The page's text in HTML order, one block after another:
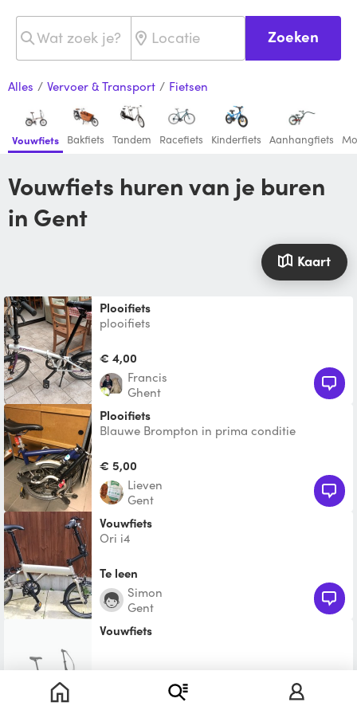
Zoeken
Alles / Vervoer & Transport / Fietsen
Vouwfiets Bakfiets Tandem Racefiets Kinderfiets Aanhangfiets
Vouwfiets huren van je buren
in Gent
Kaart
plooifiets
plooifiets
€ 4,00
Francis
Ghent
Plooifiets
Blauwe Brompton in prima conditie
€ 5,00
Lieven
Gent
Vouwfiets
Ori i4
Te leen
Simon
Gent
Vouwfiets